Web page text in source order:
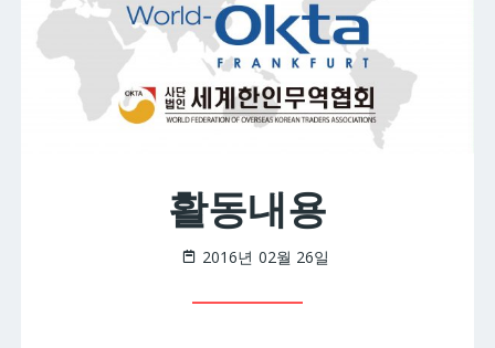
활동내용
2016년 02월 26일